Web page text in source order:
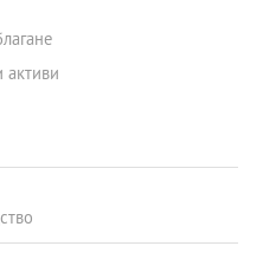
активи